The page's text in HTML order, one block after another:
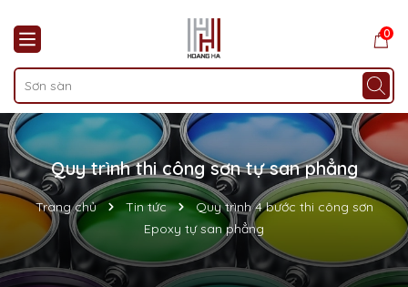
0
Quy trình thi công sơn tự san phẳng
Trang chủ Tin tức
Quy trình 4 bước thi công sơn
Epoxy tự san phẳng